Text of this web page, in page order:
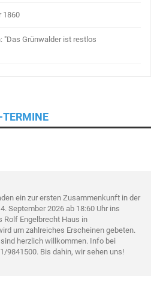
1860
"Das Grünwalder ist restlos
ein zur ersten Zusammenkunft in der
September 2026 ab 18:60 Uhr ins
Rolf Engelbrecht Haus in
um zahlreiches Erscheinen gebeten.
herzlich willkommen. Info bei
9841500. Bis dahin, wir sehen uns!